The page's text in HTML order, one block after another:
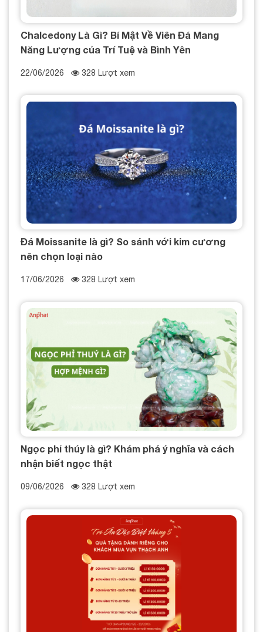
Chalcedony Là Gì? Bí Mật Về Viên Đá Mang
Năng Lượng của Trí Tuệ và Bình Yên
22/06/2026 328 Lượt xem
Đá Moissanite là gì? So sánh với kim cương
nên chọn loại nào
17/06/2026 328 Lượt xem
Ngọc phỉ thúy là gì? Khám phá ý nghĩa và cách
nhận biết ngọc thật
09/06/2026 328 Lượt xem